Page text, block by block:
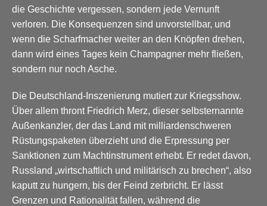
die Geschichte vergessen, sondern jede Vernunft
verloren. Die Konsequenzen sind unvorstellbar, und
wenn die Scharfmacher weiter an den Knöpfen drehen,
dann wird eines Tages kein Champagner mehr fließen,
sondern nur noch Asche.
Die Deutschland-Inszenierung mutiert zur Kriegsshow.
Über allem thront Friedrich Merz, dieser selbsternannte
Außenkanzler, der das Land mit milliardenschweren
Rüstungspaketen überzieht und die Erpressung per
Sanktionen zum Machtinstrument erhebt. Er redet davon,
Russland „wirtschaftlich und militärisch zu brechen“, also
kaputt zu hungern, bis der Feind zerbricht. Er lässt
Grenzen und Rationalität fallen, während die